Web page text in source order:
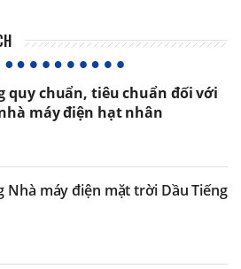
quy chuẩn, tiêu chuẩn đối với
máy điện hạt nhân
Nhà máy điện mặt trời Dầu Tiếng